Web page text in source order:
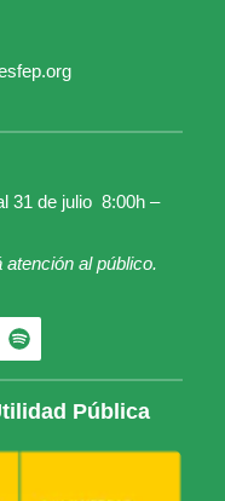
31 de julio 8:00h –
al público.
Pública